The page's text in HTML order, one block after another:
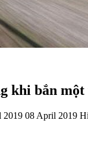
khi bắn
2019 08 April 2019